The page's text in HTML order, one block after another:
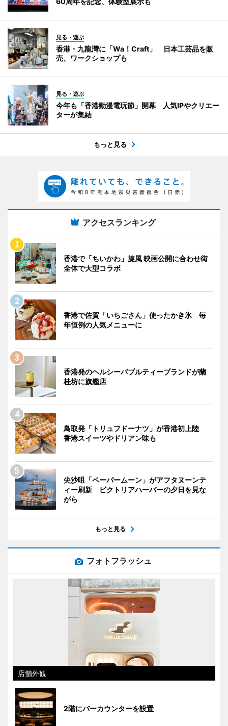
見る・遊ぶ
香港・九龍灣に「Wa！Craft」 日本工芸品を販
売、ワークショップも
見る・遊ぶ
今年も「香港動漫電玩節」開幕 人気IPやクリエー
ターが集結
もっと見る
アクセスランキング
香港で「ちいかわ」旋風 映画公開に合わせ街
全体で大型コラボ
香港で佐賀「いちごさん」使ったかき氷 毎
年恒例の人気メニューに
香港発のヘルシーバブルティーブランドが蘭
桂坊に旗艦店
鳥取発「トリュフドーナツ」が香港初上陸
香港スイーツやドリアン味も
尖沙咀「ペーパームーン」がアフタヌーンテ
ィー刷新 ビクトリアハーバーの夕日を見な
がら
もっと見る
フォトフラッシュ
店舗外観
2階にバーカウンターを設置